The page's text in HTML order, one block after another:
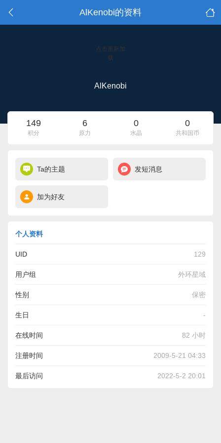
AlKenobi的资料
点击重新加
载
AlKenobi
149
积分
6
原力
0
水晶
0
共和国币
Ta的主题 发短消息
加为好友
个人资料
UID 129
用户组 外环星域
性别 保密
生日 -
在线时间 82 小时
注册时间 2009-5-21 04:33
最后访问 2022-5-2 20:01